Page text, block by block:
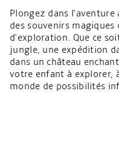
Plongez dans
des souvenirs
d'exploration. Que ce
jungle, une expédition
dans un château
votre enfant à explorer,
monde de possibilités